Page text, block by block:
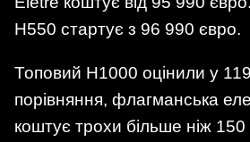
H550 стартує з 96 990 євро.
Топовий H1000 оцінили у
порівняння, флагманська
коштує трохи більше ніж